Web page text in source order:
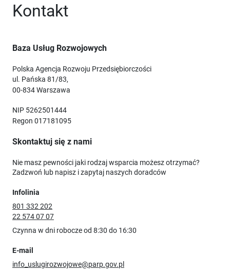
Kontakt
Baza Usług Rozwojowych
Polska Agencja Rozwoju Przedsiębiorczości
ul. Pańska 81/83,
00-834 Warszawa
NIP 5262501444
Regon 017181095
Skontaktuj się z nami
Nie masz pewności jaki rodzaj wsparcia możesz otrzymać?
Zadzwoń lub napisz i zapytaj naszych doradców
Infolinia
801 332 202
22 574 07 07
Czynna w dni robocze od 8:30 do 16:30
E-mail
info_uslugirozwojowe@parp.gov.pl